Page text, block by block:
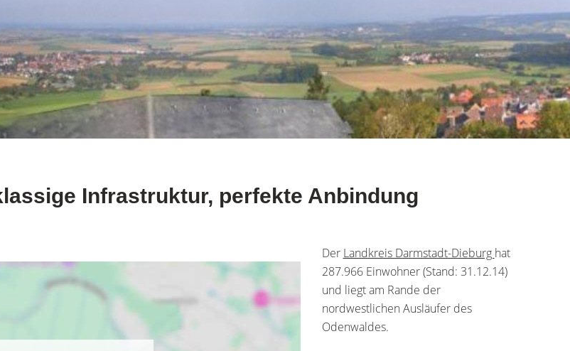
Infrastruktur, perfekte Anbindung
Der Landkreis Darmstadt-Dieburg hat
287.966 Einwohner (Stand: 31.12.14)
und liegt am Rande der
nordwestlichen Ausläufer des
Odenwaldes.